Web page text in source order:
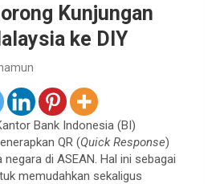
Kunjungan
ke DIY
Bank Indonesia (BI)
QR (Quick Response)
di ASEAN. Hal ini sebagai
memudahkan sekaligus